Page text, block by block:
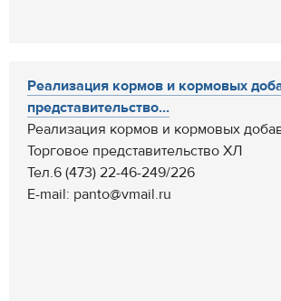
Реализация кормов и кормовых
представительство...
Реализация кормов и кормовых
Торговое представительство ХЛ
Тел.6 (473) 22-46-249/226
E-mail: panto@vmail.ru